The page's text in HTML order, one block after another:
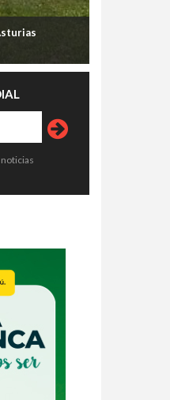
Corredoria albergará una
batería gigante capaz de
durante cuatro horas
23 de Jul de 2026